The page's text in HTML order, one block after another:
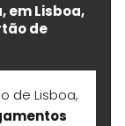
em Lisboa,
de
de Lisboa,